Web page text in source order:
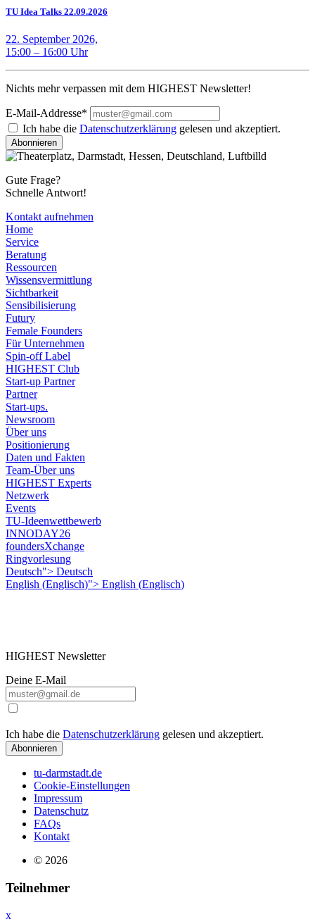
TU Idea Talks 22.09.2026
22. September 2026,
15:00 – 16:00 Uhr
Nichts mehr verpassen mit dem HIGHEST Newsletter!
E-Mail-Addresse*
Ich habe die Datenschutzerklärung gelesen und akzeptiert.
Abonnieren
Gute Frage?
Schnelle Antwort!
Kontakt aufnehmen
Home
Service
Beratung
Ressourcen
Wissensvermittlung
Sichtbarkeit
Sensibilisierung
Futury
Female Founders
Für Unternehmen
Spin-off Label
HIGHEST Club
Start-up Partner
Partner
Start-ups.
Newsroom
Über uns
Positionierung
Daten und Fakten
Team-Über uns
HIGHEST Experts
Netzwerk
Events
TU-Ideenwettbewerb
INNODAY26
foundersXchange
Ringvorlesung
Deutsch"> Deutsch
English (Englisch)"> English (Englisch)
HIGHEST Newsletter
Deine E-Mail
Ich habe die Datenschutzerklärung gelesen und akzeptiert.
Abonnieren
tu-darmstadt.de
Cookie-Einstellungen
Impressum
Datenschutz
FAQs
Kontakt
© 2026
Teilnehmer
x